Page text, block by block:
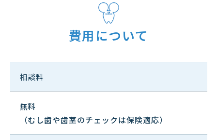
費用について
相談料
無料
（むし歯や歯茎のチェックは保険適応）